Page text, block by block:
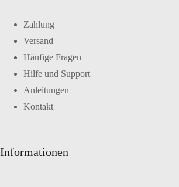
Zahlung
Versand
Häufige Fragen
Hilfe und Support
Anleitungen
Kontakt
Informationen